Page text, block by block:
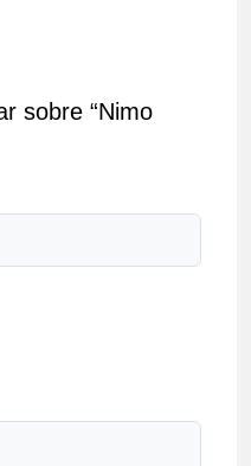
sobre “Nimo